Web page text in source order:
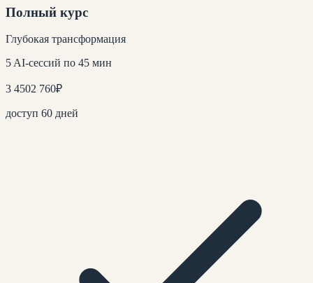
Полный курс
Глубокая трансформация
5 AI-сессий по 45 мин
3 4502 760₽
доступ 60 дней